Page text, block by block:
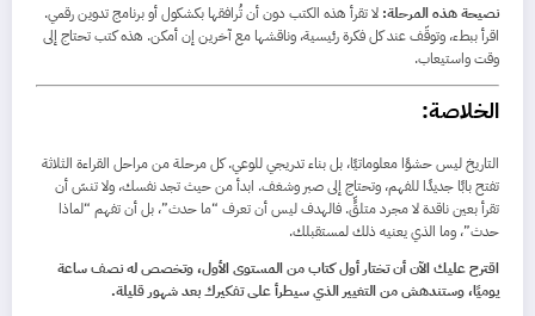
نصيحة هذه المرحلة: لا تقرأ هذه الكتب دون أن تُرافقها بكشكول أو برنامج تدوين رقمي.
اقرأ ببطء، وتوقّف عند كل فكرة رئيسية، وناقشها مع آخرين إن أمكن. هذه كتب تحتاج إلى
وقت واستيعاب.
الخلاصة:
التاريخ ليس حشوًا معلوماتيًا، بل بناء تدريجي للوعي. كل مرحلة من مراحل القراءة الثلاثة
تفتح بابًا جديدًا للفهم، وتحتاج إلى صبر وشغف. ابدأ من حيث تجد نفسك، ولا تنسَ أن
تقرأ بعين ناقدة لا مجرد متلقٍّ. فالهدف ليس أن تعرف “ما حدث”، بل أن تفهم “لماذا
حدث”، وما الذي يعنيه ذلك لمستقبلك.
اقترح عليك الآن أن تختار أول كتاب من المستوى الأول، وتخصص له نصف ساعة
يوميًا، وستندهش من التغيير الذي سيطرأ على تفكيرك بعد شهور قليلة.